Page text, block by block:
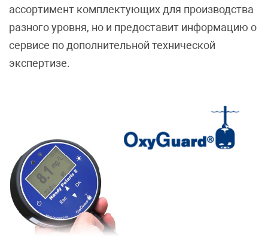
ассортимент комплектующих для производства
разного уровня, но и предоставит информацию о
сервисе по дополнительной технической
экспертизе.